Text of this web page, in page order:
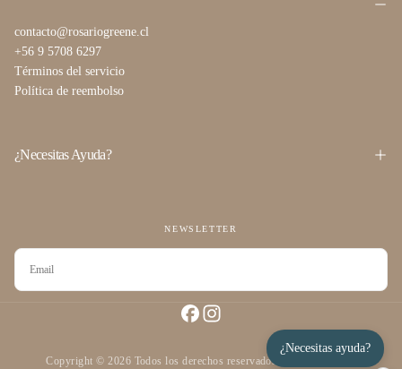
¿Necesitas ayuda?
contacto@rosariogreene.cl
+56 9 5708 6297
Términos del servicio
Política de reembolso
¿Necesitas Ayuda?
NEWSLETTER
CORREO
ELECTRÓNICO
SUSCRIBIRSE
Copyright © 2026 Todos los derechos reservados desarrollado por